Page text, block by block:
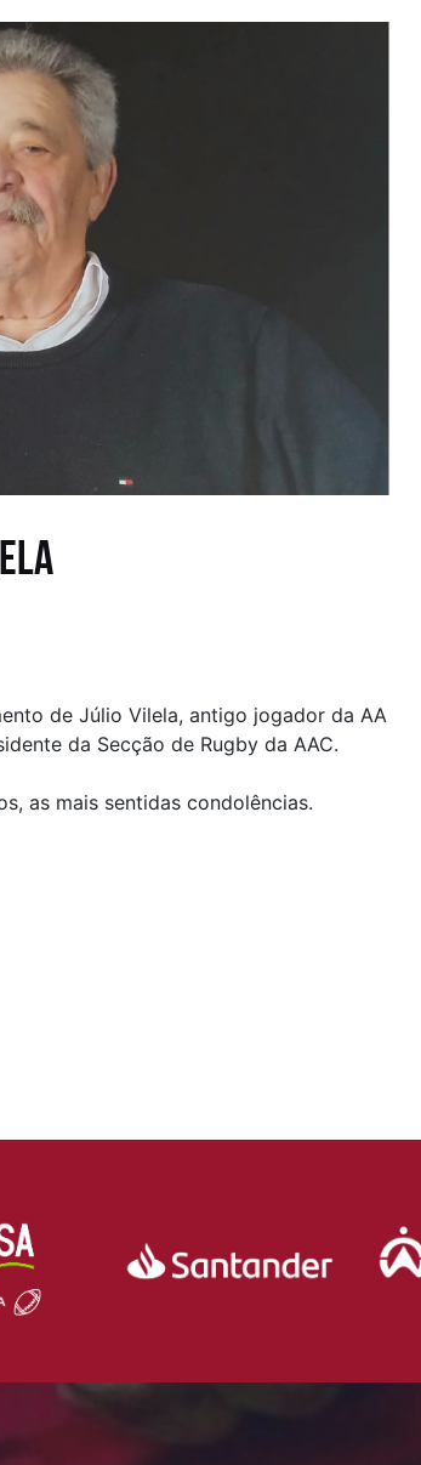
de Júlio Vilela, antigo jogador da AA
da Secção de Rugby da AAC.
as mais sentidas condolências.